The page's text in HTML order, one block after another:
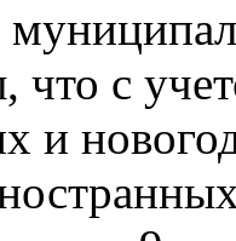
что с
и